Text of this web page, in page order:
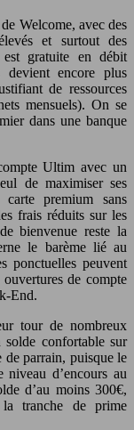
Welcome, avec des
et surtout des
est gratuite en débit
devient encore plus
de ressources
mensuels). On se
dans une banque
Ultim avec un
de maximiser ses
premium sans
frais réduits sur les
bienvenue reste la
le barème lié au
ponctuelles peuvent
de compte
End.
tour de nombreux
solde confortable sur
de parrain, puisque le
d’encours au
d’au moins 300€,
la tranche de prime